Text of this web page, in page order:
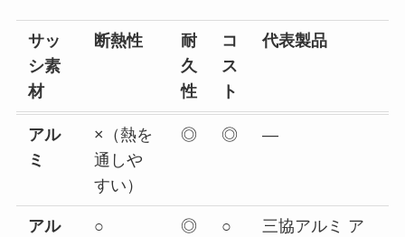
サッ
シ素
材
断熱性
耐
久
性
コ
ス
ト
代表製品
アル
ミ
×（熱を
通しや
すい）
◎ ◎ ―
アル
○ ◎ ○
三協アルミ ア